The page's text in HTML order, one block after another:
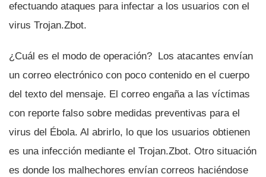
efectuando ataques para infectar a los usuarios con el
virus Trojan.Zbot.
¿Cuál es el modo de operación? Los atacantes enví­an
un correo electrónico con poco contenido en el cuerpo
del texto del mensaje. El correo engaña a las ví­ctimas
con reporte falso sobre medidas preventivas para el
virus del Ébola. Al abrirlo, lo que los usuarios obtienen
es una infección mediante el Trojan.Zbot. Otro situación
es donde los malhechores enví­an correos haciéndose